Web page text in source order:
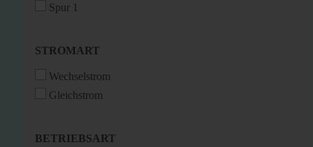
Spur 1
STROMART
STROMART
Wechselstrom
Gleichstrom
BETRIEBSART
BETRIEBSART